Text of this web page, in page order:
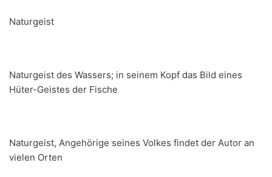
Naturgeist
Naturgeist des Wassers; in seinem Kopf das Bild eines
Hüter-Geistes der Fische
Naturgeist, Angehörige seines Volkes findet der Autor an
vielen Orten